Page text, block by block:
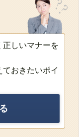
正しいマナーを
おきたいポイ